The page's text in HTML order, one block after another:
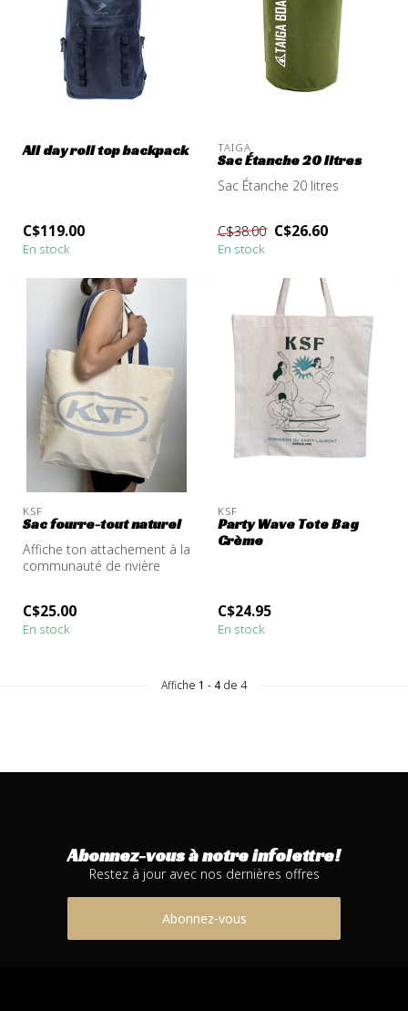
All day roll top backpack
C$119.00
En stock
TAIGA
Sac Étanche 20 litres
Sac Étanche 20 litres
C$38.00 C$26.60
En stock
KSF
Sac fourre-tout naturel
Affiche ton attachement à la
communauté de rivière
C$25.00
En stock
KSF
Party Wave Tote Bag
Crème
C$24.95
En stock
Affiche 1 - 4 de 4
Abonnez-vous à notre infolettre!
Restez à jour avec nos dernières offres
Abonnez-vous